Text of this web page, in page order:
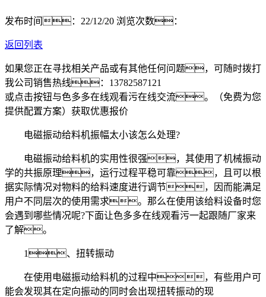
发布时间：22/12/20 浏览次数：
返回列表
如果您正在寻找相关产品或有其他任何问题，可随时拨打
我公司销售热线： 13782587121
或点击按钮与色多多在线观看污在线交流。（免费为您
提供配置方案） 获取优惠报价
电磁振动给料机振幅太小该怎么处理?
电磁振动给料机的实用性很强，其使用了机械振动
学的共振原理，运行过程平稳可靠，且可以根
据实际情况对物料的给料速度进行调节，因而能满足
用户不同层次的使用需求。那么在使用该给料设备时您
会遇到哪些情况呢?下面让色多多在线观看污一起跟随厂家来
了解。
1、扭转振动
在使用电磁振动给料机的过程中，有些用户可
能会发现其在定向振动的同时会出现扭转振动的现